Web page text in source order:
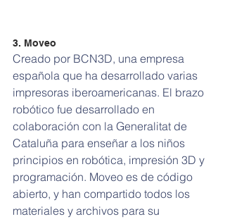
3. Moveo
Creado por BCN3D, una empresa
española que ha desarrollado varias
impresoras iberoamericanas. El brazo
robótico fue desarrollado en
colaboración con la Generalitat de
Cataluña para enseñar a los niños
principios en robótica, impresión 3D y
programación. Moveo es de código
abierto, y han compartido todos los
materiales y archivos para su